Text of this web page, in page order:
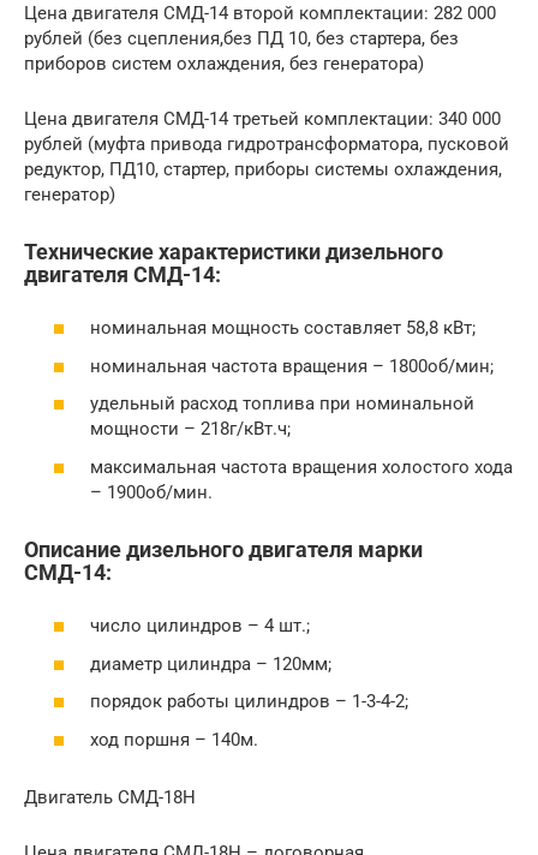
Цена двигателя СМД-14 второй комплектации: 282 000
рублей (без сцепления,без ПД 10, без стартера, без
приборов систем охлаждения, без генератора)
Цена двигателя СМД-14 третьей комплектации: 340 000
рублей (муфта привода гидротрансформатора, пусковой
редуктор, ПД10, стартер, приборы системы охлаждения,
генератор)
Технические характеристики дизельного
двигателя СМД-14:
номинальная мощность составляет 58,8 кВт;
номинальная частота вращения – 1800об/мин;
удельный расход топлива при номинальной
мощности – 218г/кВт.ч;
максимальная частота вращения холостого хода
– 1900об/мин.
Описание дизельного двигателя марки
СМД-14:
число цилиндров – 4 шт.;
диаметр цилиндра – 120мм;
порядок работы цилиндров – 1-3-4-2;
ход поршня – 140м.
Двигатель СМД-18Н